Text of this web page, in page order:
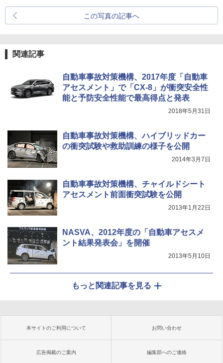
この写真の記事へ
関連記事
自動車事故対策機構、2017年度「自動車
アセスメント」で「CX-8」が衝突安全性
能と予防安全性能で最高得点と発表
2018年5月31日
自動車事故対策機構、ハイブリッドカー
の衝突試験や救助訓練の様子を公開
2014年3月7日
自動車事故対策機構、チャイルドシート
アセスメント前面衝突試験を公開
2013年1月22日
NASVA、2012年度の「自動車アセスメ
ント結果発表会」を開催
2013年5月10日
もっと関連記事を見る
本サイトのご利用について お問い合わせ
広告掲載のご案内 編集部へのご連絡